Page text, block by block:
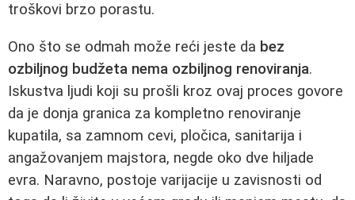
troškovi brzo porastu.
Ono što se odmah može reći jeste da bez
ozbiljnog budžeta nema ozbiljnog renoviranja.
Iskustva ljudi koji su prošli kroz ovaj proces govore
da je donja granica za kompletno renoviranje
kupatila, sa zamnom cevi, pločica, sanitarija i
angažovanjem majstora, negde oko dve hiljade
evra. Naravno, postoje varijacije u zavisnosti od